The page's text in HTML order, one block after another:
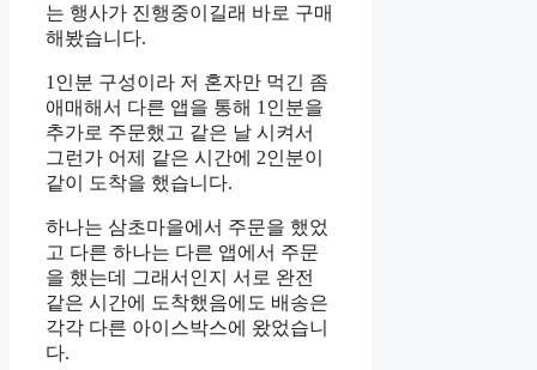
는 행사가 진행중이길래 바로 구매
해봤습니다.
1인분 구성이라 저 혼자만 먹긴 좀
애매해서 다른 앱을 통해 1인분을
추가로 주문했고 같은 날 시켜서
그런가 어제 같은 시간에 2인분이
같이 도착을 했습니다.
하나는 삼초마을에서 주문을 했었
고 다른 하나는 다른 앱에서 주문
을 했는데 그래서인지 서로 완전
같은 시간에 도착했음에도 배송은
각각 다른 아이스박스에 왔었습니
다.